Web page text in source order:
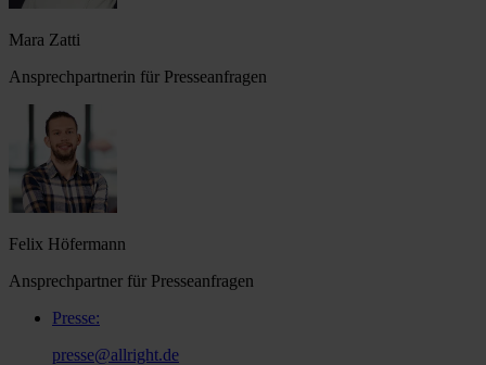
Mara Zatti
Ansprechpartnerin für Presseanfragen
Felix Höfermann
Ansprechpartner für Presseanfragen
Presse:
presse@allright.de